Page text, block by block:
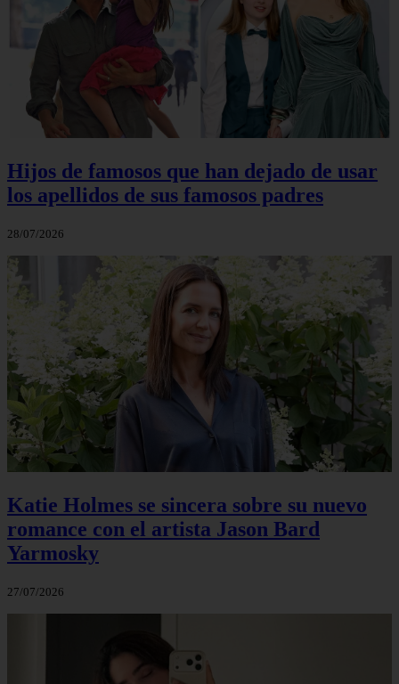
Hijos de famosos que han dejado de usar
los apellidos de sus famosos padres
28/07/2026
Katie Holmes se sincera sobre su nuevo
romance con el artista Jason Bard
Yarmosky
27/07/2026